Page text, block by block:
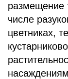
размещение
числе
цветниках,